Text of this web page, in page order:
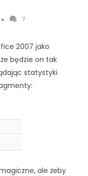
7
2007 jako
będzie on tak
statystyki
ale żeby